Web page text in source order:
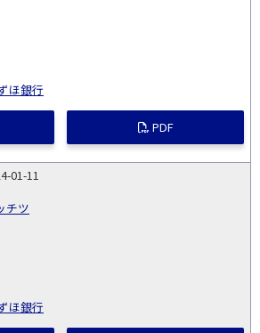
ほ銀行
PDF
01-11
チツ
ほ銀行